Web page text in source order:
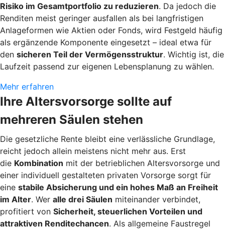
Risiko im Gesamtportfolio zu reduzieren. Da jedoch die
Renditen meist geringer ausfallen als bei langfristigen
Anlageformen wie Aktien oder Fonds, wird Festgeld häufig
als ergänzende Komponente eingesetzt – ideal etwa für
den sicheren Teil der Vermögensstruktur. Wichtig ist, die
Laufzeit passend zur eigenen Lebensplanung zu wählen.
Mehr erfahren
Ihre Altersvorsorge sollte auf
mehreren Säulen stehen
Die gesetzliche Rente bleibt eine verlässliche Grundlage,
reicht jedoch allein meistens nicht mehr aus. Erst
die Kombination mit der betrieblichen Altersvorsorge und
einer individuell gestalteten privaten Vorsorge sorgt für
eine stabile Absicherung und ein hohes Maß an Freiheit
im Alter. Wer alle drei Säulen miteinander verbindet,
profitiert von Sicherheit, steuerlichen Vorteilen und
attraktiven Renditechancen. Als allgemeine Faustregel